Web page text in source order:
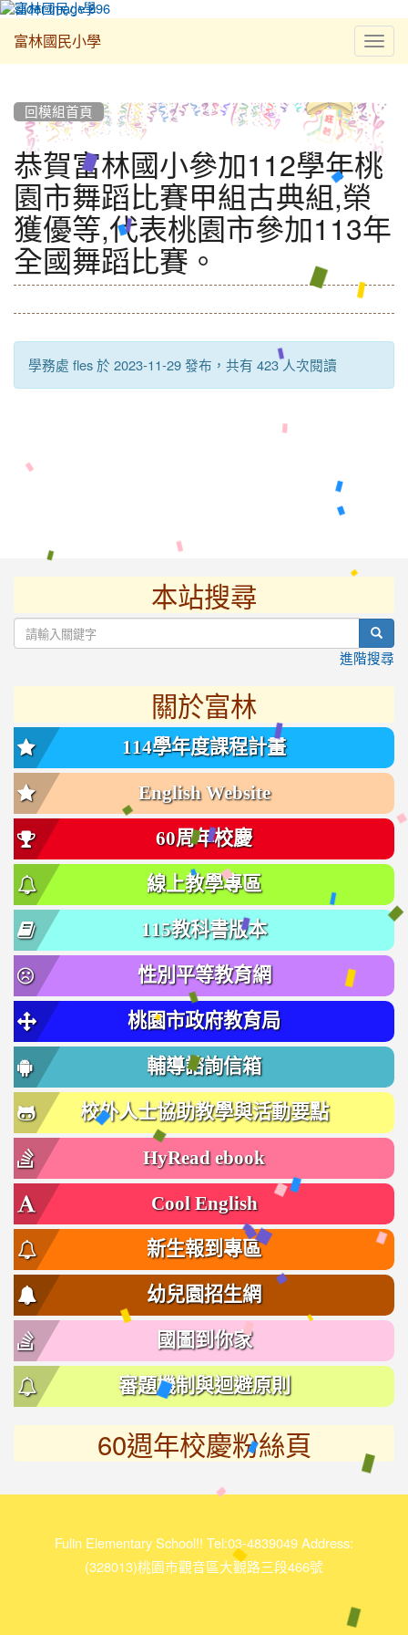
富林國民小學
回模組首頁
恭賀富林國小參加112學年桃
園市舞蹈比賽甲組古典組,榮
獲優等,代表桃園市參加113年
全國舞蹈比賽。
學務處 fles 於 2023-11-29 發布，共有 423 人次閱讀
本站搜尋
進階搜尋
關於富林
114學年度課程計畫
English Website
60周年校慶
線上教學專區
115教科書版本
性別平等教育網
桃園市政府教育局
輔導諮詢信箱
校外人士協助教學與活動要點
HyRead ebook
Cool English
新生報到專區
幼兒園招生網
國圖到你家
審題機制與迴避原則
60週年校慶粉絲頁
to
Fulin Elementary School!! Tel:03-4839049 Address:
(328013)桃園市觀音區大觀路三段466號